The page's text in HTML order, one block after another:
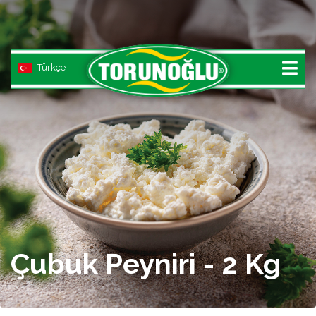
Türkçe
ANASAYFA
ÜRÜNLER
BEYAZ PEYNİR
KAŞAR PEYNİRİ
YÖRESEL PEYNİR
ONLINE SATIŞ
Çubuk Peyniri - 2 Kg